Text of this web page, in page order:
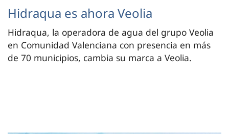
Hidraqua es ahora Veolia
Hidraqua, la operadora de agua del grupo Veolia
en Comunidad Valenciana con presencia en más
de 70 municipios, cambia su marca a Veolia.